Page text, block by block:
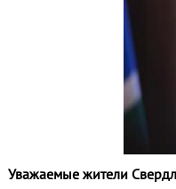
Уважаемые жители